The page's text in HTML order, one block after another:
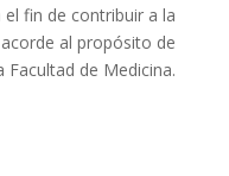
el fin de contribuir a la
al propósito de
Facultad de Medicina.